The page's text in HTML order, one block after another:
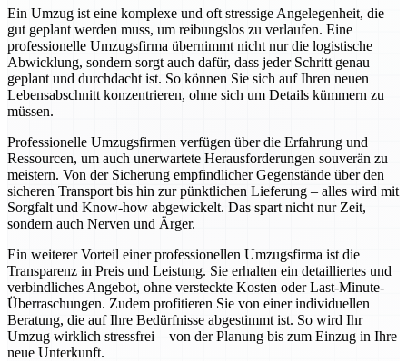
Ein Umzug ist eine komplexe und oft stressige Angelegenheit, die
gut geplant werden muss, um reibungslos zu verlaufen. Eine
professionelle Umzugsfirma übernimmt nicht nur die logistische
Abwicklung, sondern sorgt auch dafür, dass jeder Schritt genau
geplant und durchdacht ist. So können Sie sich auf Ihren neuen
Lebensabschnitt konzentrieren, ohne sich um Details kümmern zu
müssen.
Professionelle Umzugsfirmen verfügen über die Erfahrung und
Ressourcen, um auch unerwartete Herausforderungen souverän zu
meistern. Von der Sicherung empfindlicher Gegenstände über den
sicheren Transport bis hin zur pünktlichen Lieferung – alles wird mit
Sorgfalt und Know-how abgewickelt. Das spart nicht nur Zeit,
sondern auch Nerven und Ärger.
Ein weiterer Vorteil einer professionellen Umzugsfirma ist die
Transparenz in Preis und Leistung. Sie erhalten ein detailliertes und
verbindliches Angebot, ohne versteckte Kosten oder Last-Minute-
Überraschungen. Zudem profitieren Sie von einer individuellen
Beratung, die auf Ihre Bedürfnisse abgestimmt ist. So wird Ihr
Umzug wirklich stressfrei – von der Planung bis zum Einzug in Ihre
neue Unterkunft.